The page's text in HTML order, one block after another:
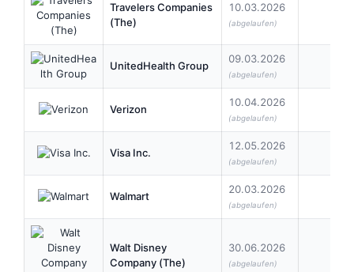
Travelers Companies
(The)
10.03.2026
(abgelaufen)
UnitedHealth Group
09.03.2026
(abgelaufen)
Verizon
10.04.2026
(abgelaufen)
Visa Inc.
12.05.2026
(abgelaufen)
Walmart
20.03.2026
(abgelaufen)
Walt Disney
Company (The)
30.06.2026
(abgelaufen)